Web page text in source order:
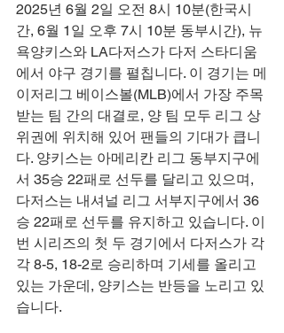
2025년 6월 2일 오전 8시 10분(한국시
간, 6월 1일 오후 7시 10분 동부시간), 뉴
욕양키스와 LA다저스가 다저 스타디움
에서 야구 경기를 펼칩니다. 이 경기는 메
이저리그 베이스볼(MLB)에서 가장 주목
받는 팀 간의 대결로, 양 팀 모두 리그 상
위권에 위치해 있어 팬들의 기대가 큽니
다. 양키스는 아메리칸 리그 동부지구에
서 35승 22패로 선두를 달리고 있으며,
다저스는 내셔널 리그 서부지구에서 36
승 22패로 선두를 유지하고 있습니다. 이
번 시리즈의 첫 두 경기에서 다저스가 각
각 8-5, 18-2로 승리하며 기세를 올리고
있는 가운데, 양키스는 반등을 노리고 있
습니다.